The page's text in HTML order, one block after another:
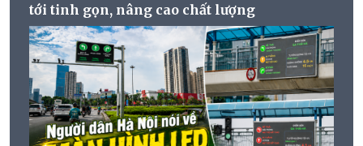
tới tinh gọn, nâng cao chất lượng